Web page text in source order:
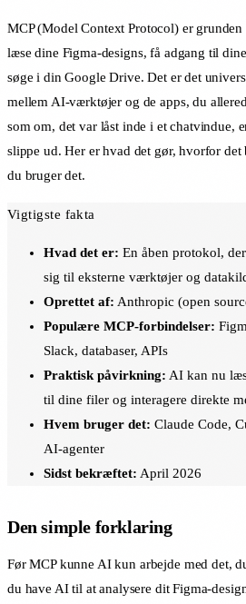
MCP (Model Context Protocol) er
læse dine Figma-designs, få adgang til
søge i din Google Drive. Det er det
mellem AI-værktøjer og de apps, du
som om, det var låst inde i et chatvindue,
slippe ud. Her er hvad det gør, hvorfor
du bruger det.
Vigtigste fakta
Hvad det er: En åben protokol,
sig til eksterne værktøjer og
Oprettet af: Anthropic (open
Populære MCP-forbindelser:
Slack, databaser, APIs
Praktisk påvirkning: AI kan nu
til dine filer og interagere direkte
Hvem bruger det: Claude Code,
AI-agenter
Sidst bekræftet: April 2026
Den simple forklaring
Før MCP kunne AI kun arbejde med det,
du have AI til at analysere dit Figma-